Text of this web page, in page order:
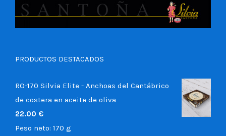
PRODUCTOS DESTACADOS
RO-170 Silvia Elite - Anchoas del Cantábrico
de costera en aceite de oliva
22.00 €
Peso neto: 170 g